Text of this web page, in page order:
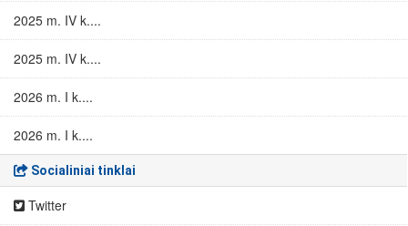
2025 m. IV k....
2025 m. IV k....
2026 m. I k....
2026 m. I k....
Socialiniai tinklai
Twitter